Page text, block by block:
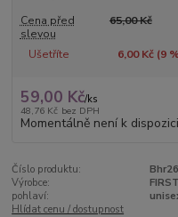
Cena před
slevou
65,00 Kč
Ušetříte 6,00 Kč (9
59,00 Kč/ks
48,76 Kč bez DPH
Momentálně není k dispozici
Číslo produktu:
Výrobce:
pohlaví:
Hlídat cenu / dostupnost